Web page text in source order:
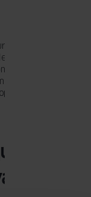
celle coulissante,
ouverture,
et pensées par
les exigences les
votre confort